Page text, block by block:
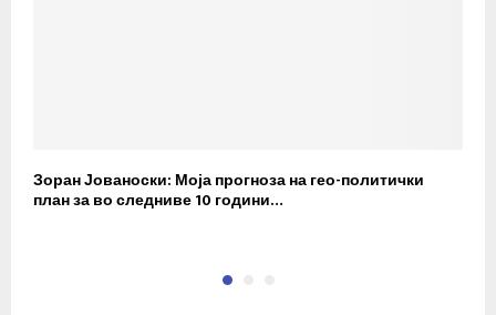
Зоран Јованоски: Моја прогноза на гео-политички
план за во следниве 10 години…